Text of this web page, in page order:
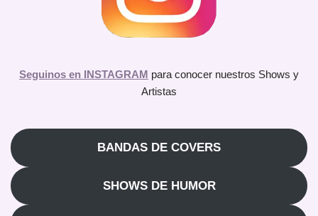
Seguinos en INSTAGRAM para conocer nuestros Shows y
Artistas
BANDAS DE COVERS
SHOWS DE HUMOR